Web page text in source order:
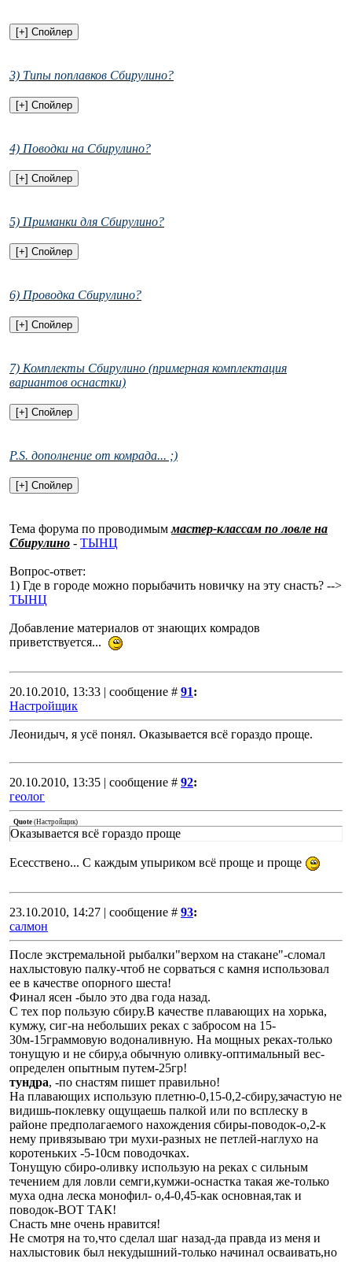
3) Типы поплавков Сбирулино?
4) Поводки на Сбирулино?
5) Приманки для Сбирулино?
6) Проводка Сбирулино?
7) Комплекты Сбирулино (примерная комплектация
вариантов оснастки)
P.S. дополнение от комрада... ;)
Тема форума по проводимыммастер-классам по ловле на
Сбирулино - ТЫНЦ
Вопрос-ответ:
1) Где в городе можно порыбачить новичку на эту снасть? -->
ТЫНЦ
Добавление материалов от знающих комрадов
приветствуется...
20.10.2010, 13:33 | сообщение # 91:
Настройщик
Леонидыч, я усё понял. Оказывается всё гораздо проще.
20.10.2010, 13:35 | сообщение # 92:
геолог
Quote (Настройщик)
Оказывается всё гораздо проще
Есесствено... С каждым упыриком всё проще и проще
23.10.2010, 14:27 | сообщение # 93:
салмон
После экстремальной рыбалки"верхом на стакане"-сломал
нахлыстовую палку-чтоб не сорваться с камня использовал
ее в качестве опорного шеста!
Финал ясен -было это два года назад.
С тех пор пользую сбиру.В качестве плавающих на хорька,
кумжу, сиг-на небольших реках с забросом на 15-
30м-15граммовую водоналивную. На мощных реках-только
тонущую и не сбиру,а обычную оливку-оптимальный вес-
определен опытным путем-25гр!
тундра, -по снастям пишет правильно!
На плавающих использую плетню-0,15-0,2-сбиру,зачастую не
видишь-поклевку ощущаешь палкой или по всплеску в
районе предполагаемого нахождения сбиры-поводок-о,2-к
нему привязываю три мухи-разных не петлей-наглухо на
коротеньких -5-10см поводочках.
Тонущую сбиро-оливку использую на реках с сильным
течением для ловли семги,кумжи-оснастка такая же-только
муха одна леска монофил- о,4-0,45-как основная,так и
поводок-ВОТ ТАК!
Снасть мне очень нравится!
Не смотря на то,что сделал шаг назад-да правда из меня и
нахлыстовик был некудышний-только начинал осваивать,но